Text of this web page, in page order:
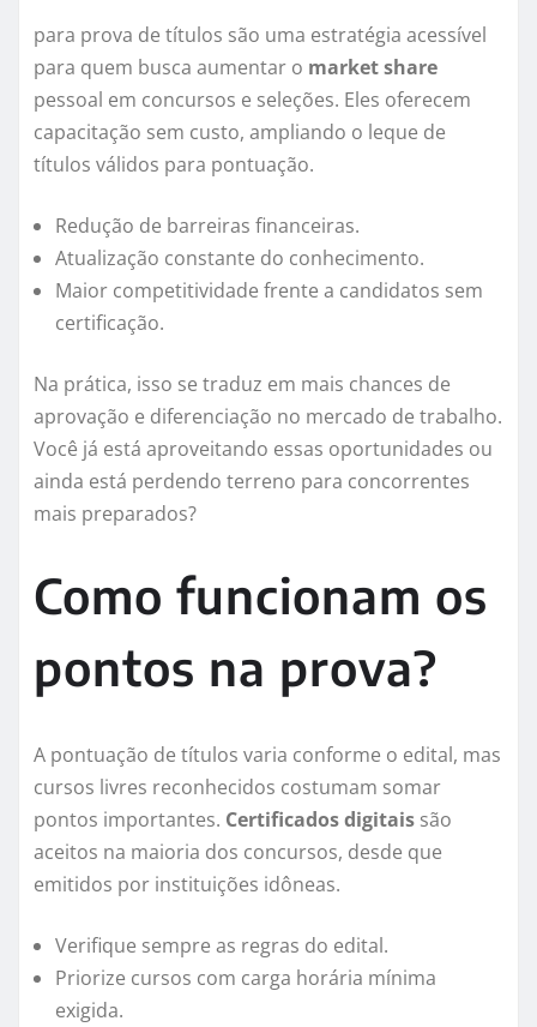
para prova de títulos são uma estratégia acessível
para quem busca aumentar o market share
pessoal em concursos e seleções. Eles oferecem
capacitação sem custo, ampliando o leque de
títulos válidos para pontuação.
Redução de barreiras financeiras.
Atualização constante do conhecimento.
Maior competitividade frente a candidatos sem
certificação.
Na prática, isso se traduz em mais chances de
aprovação e diferenciação no mercado de trabalho.
Você já está aproveitando essas oportunidades ou
ainda está perdendo terreno para concorrentes
mais preparados?
Como funcionam os
pontos na prova?
A pontuação de títulos varia conforme o edital, mas
cursos livres reconhecidos costumam somar
pontos importantes. Certificados digitais são
aceitos na maioria dos concursos, desde que
emitidos por instituições idôneas.
Verifique sempre as regras do edital.
Priorize cursos com carga horária mínima
exigida.